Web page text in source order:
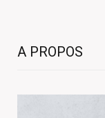
A PROPOS